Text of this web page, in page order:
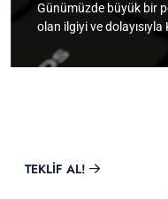
Günümüzde büyük bir
olan ilgiyi ve
TEKLIF AL!